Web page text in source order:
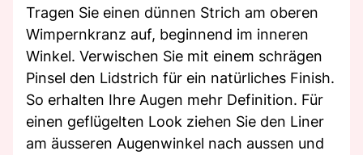
Tragen Sie einen dünnen Strich am oberen
Wimpernkranz auf, beginnend im inneren
Winkel. Verwischen Sie mit einem schrägen
Pinsel den Lidstrich für ein natürliches Finish.
So erhalten Ihre Augen mehr Definition. Für
einen geflügelten Look ziehen Sie den Liner
am äusseren Augenwinkel nach aussen und